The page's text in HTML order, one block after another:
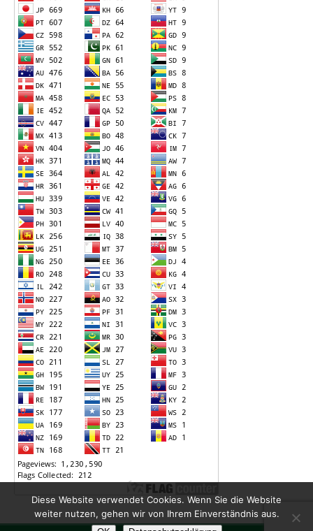
Diese Website verwendet Cookies. Wenn Sie die Website
weiter nutzen, gehen wir von Ihrem Einverständnis aus.